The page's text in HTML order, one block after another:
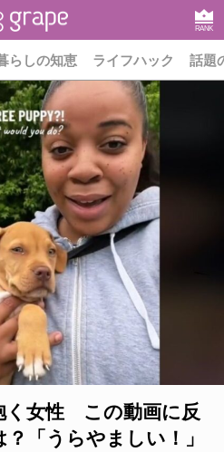
RANK
らしの知恵 ライフハック 話題
く女性 この動画に反
「うらやましい！」